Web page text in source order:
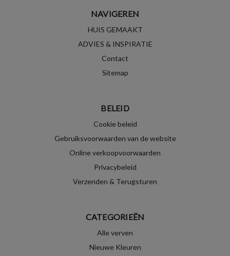
NAVIGEREN
HUIS GEMAAKT
ADVIES & INSPIRATIE
Contact
Sitemap
BELEID
Cookie beleid
Gebruiksvoorwaarden van de website
Online verkoopvoorwaarden
Privacybeleid
Verzenden & Terugsturen
CATEGORIEËN
Alle verven
Nieuwe Kleuren